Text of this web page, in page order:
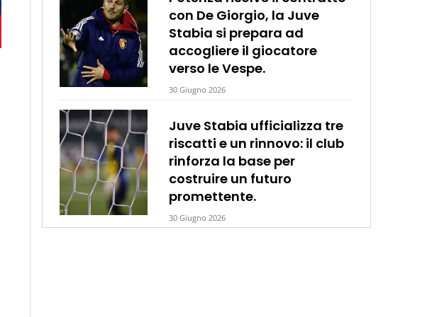
con De Giorgio, la Juve
Stabia si prepara ad
accogliere il giocatore
verso le Vespe.
30 Giugno 2026
Juve Stabia ufficializza tre
riscatti e un rinnovo: il club
rinforza la base per
costruire un futuro
promettente.
30 Giugno 2026